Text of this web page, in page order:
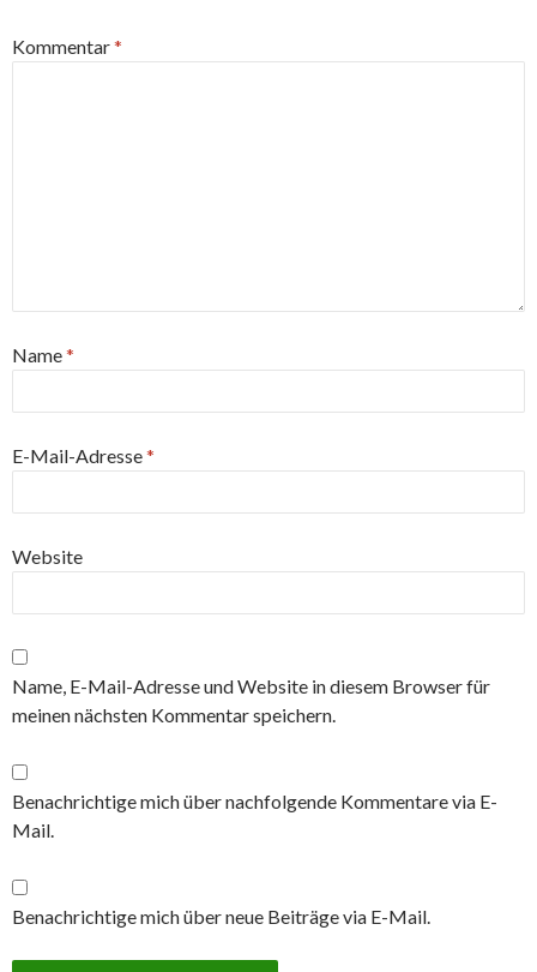
Kommentar*
Name*
E-Mail-Adresse*
Website
Name, E-Mail-Adresse und Website in diesem Browser für
meinen nächsten Kommentar speichern.
Benachrichtige mich über nachfolgende Kommentare via E-
Mail.
Benachrichtige mich über neue Beiträge via E-Mail.